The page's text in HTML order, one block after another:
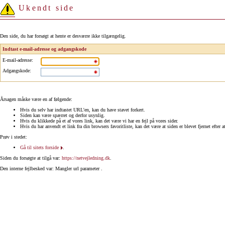
Ukendt side
Den side, du har forsøgt at hente er desværre ikke tilgængelig.
Indtast e-mail-adresse og adgangskode
E-mail-adresse:
Adgangskode:
Årsagen måske være en af følgende:
Hvis du selv har indtastet URL'en, kan du have stavet forkert.
Siden kan være spærret og derfor usynlig.
Hvis du klikkede på et af vores link, kan det være vi har en fejl på vores sider.
Hvis du har anvendt et link fra din browsers favoritliste, kan det være at siden er blevet fjernet efter
Prøv i stedet:
Gå til sitets forside
Siden du forsøgte at tilgå var: https://netvejledning.dk
Den interne fejlbesked var: Mangler url parameter .